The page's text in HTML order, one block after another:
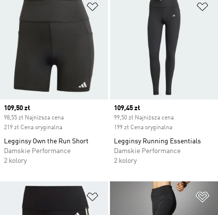
Dodaj do listy życzeń
Current price
109,50 zł
98,55 zł Najniższa cena
219 zł Cena oryginalna
Legginsy Own the Run Short
Damskie Performance
2 kolory
Current price
109,45 zł
99,50 zł Najniższa cena
199 zł Cena oryginalna
Legginsy Running Essentials
Damskie Performance
2 kolory
Dodaj do listy życzeń